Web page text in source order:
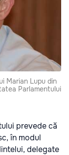
Marian Lupu din
Parlamentului
prevede că
în modul
delegate